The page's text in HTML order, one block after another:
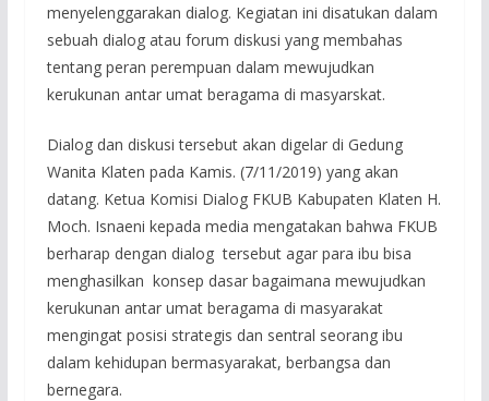
menyelenggarakan dialog. Kegiatan ini disatukan dalam
sebuah dialog atau forum diskusi yang membahas
tentang peran perempuan dalam mewujudkan
kerukunan antar umat beragama di masyarskat.
Dialog dan diskusi tersebut akan digelar di Gedung
Wanita Klaten pada Kamis. (7/11/2019) yang akan
datang. Ketua Komisi Dialog FKUB Kabupaten Klaten H.
Moch. Isnaeni kepada media mengatakan bahwa FKUB
berharap dengan dialog tersebut agar para ibu bisa
menghasilkan konsep dasar bagaimana mewujudkan
kerukunan antar umat beragama di masyarakat
mengingat posisi strategis dan sentral seorang ibu
dalam kehidupan bermasyarakat, berbangsa dan
bernegara.